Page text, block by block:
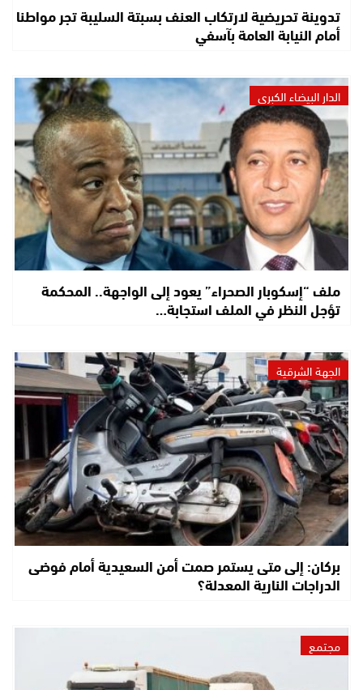
تدوينة تحريضية لارتكاب العنف بسبتة السليبة تجر مواطنا
أمام النيابة العامة بآسفي
الدار البيضاء الكبرى
ملف “إسكوبار الصحراء” يعود إلى الواجهة.. المحكمة
تؤجل النظر في الملف استجابة…
الجهة الشرقية
بركان: إلى متى يستمر صمت أمن السعيدية أمام فوضى
الدراجات النارية المعدلة؟
مجتمع